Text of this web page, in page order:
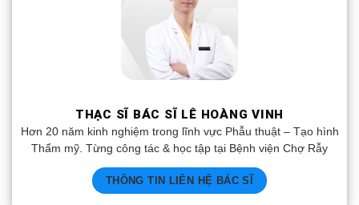
THẠC SĨ BÁC SĨ LÊ HOÀNG VINH
Hơn 20 năm kinh nghiệm trong lĩnh vực Phẫu thuật – Tạo hình
Thẩm mỹ. Từng công tác & học tập tại Bệnh viện Chợ Rẫy
THÔNG TIN LIÊN HỆ BÁC SĨ